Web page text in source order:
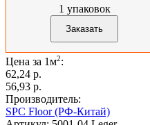
1 упаковок
Цена за 1м2:
62,24 p.
56,93 p.
Производитель:
SPC Floor (РФ-Китай)